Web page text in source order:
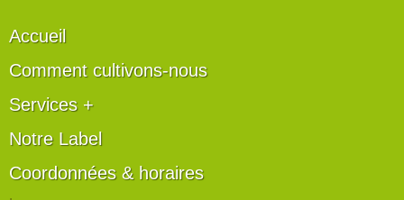
Accueil
Comment cultivons-nous
Services +
Notre Label
Coordonnées & horaires